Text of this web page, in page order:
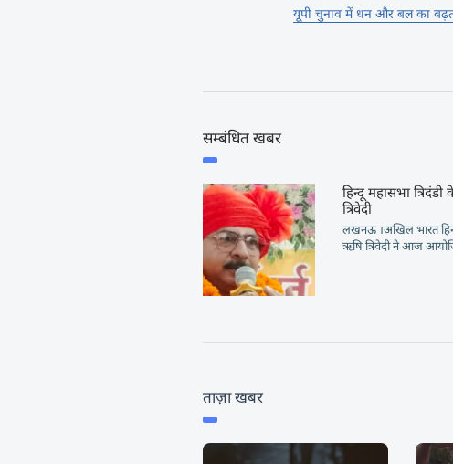
यूपी चुनाव में धन और बल का
सम्बंधित खबर
हिन्दू महासभा
त्रिवेदी
लखनऊ ।अखिल भारत
ऋषि त्रिवेदी ने आज
ताज़ा खबर